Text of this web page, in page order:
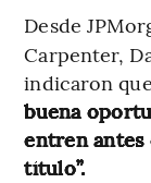
Desde
Carpenter,
indicaron
buena
entren antes
título”.